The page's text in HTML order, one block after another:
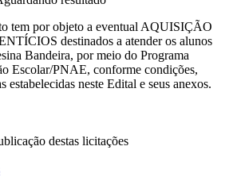
tem por objeto a eventual AQUISIÇÃO
destinados a atender os alunos
Bandeira, por meio do Programa
Escolar/PNAE, conforme condições,
estabelecidas neste Edital e seus anexos.
destas licitações